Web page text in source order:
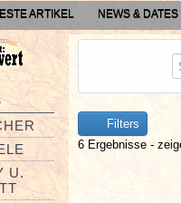
ARTIKEL NEWS & DATES
U.
Filters
6 Ergebnisse -